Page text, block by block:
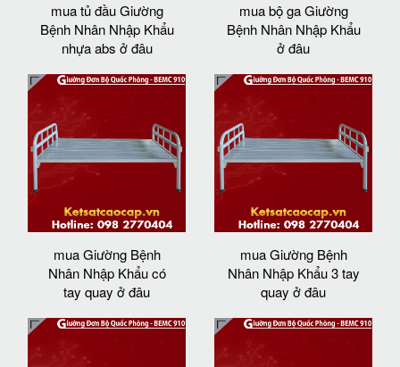
mua tủ đầu Giường
Bệnh Nhân Nhập Khẩu
nhựa abs ở đâu
mua bộ ga Giường
Bệnh Nhân Nhập Khẩu
ở đâu
mua Giường Bệnh
Nhân Nhập Khẩu có
tay quay ở đâu
mua Giường Bệnh
Nhân Nhập Khẩu 3 tay
quay ở đâu